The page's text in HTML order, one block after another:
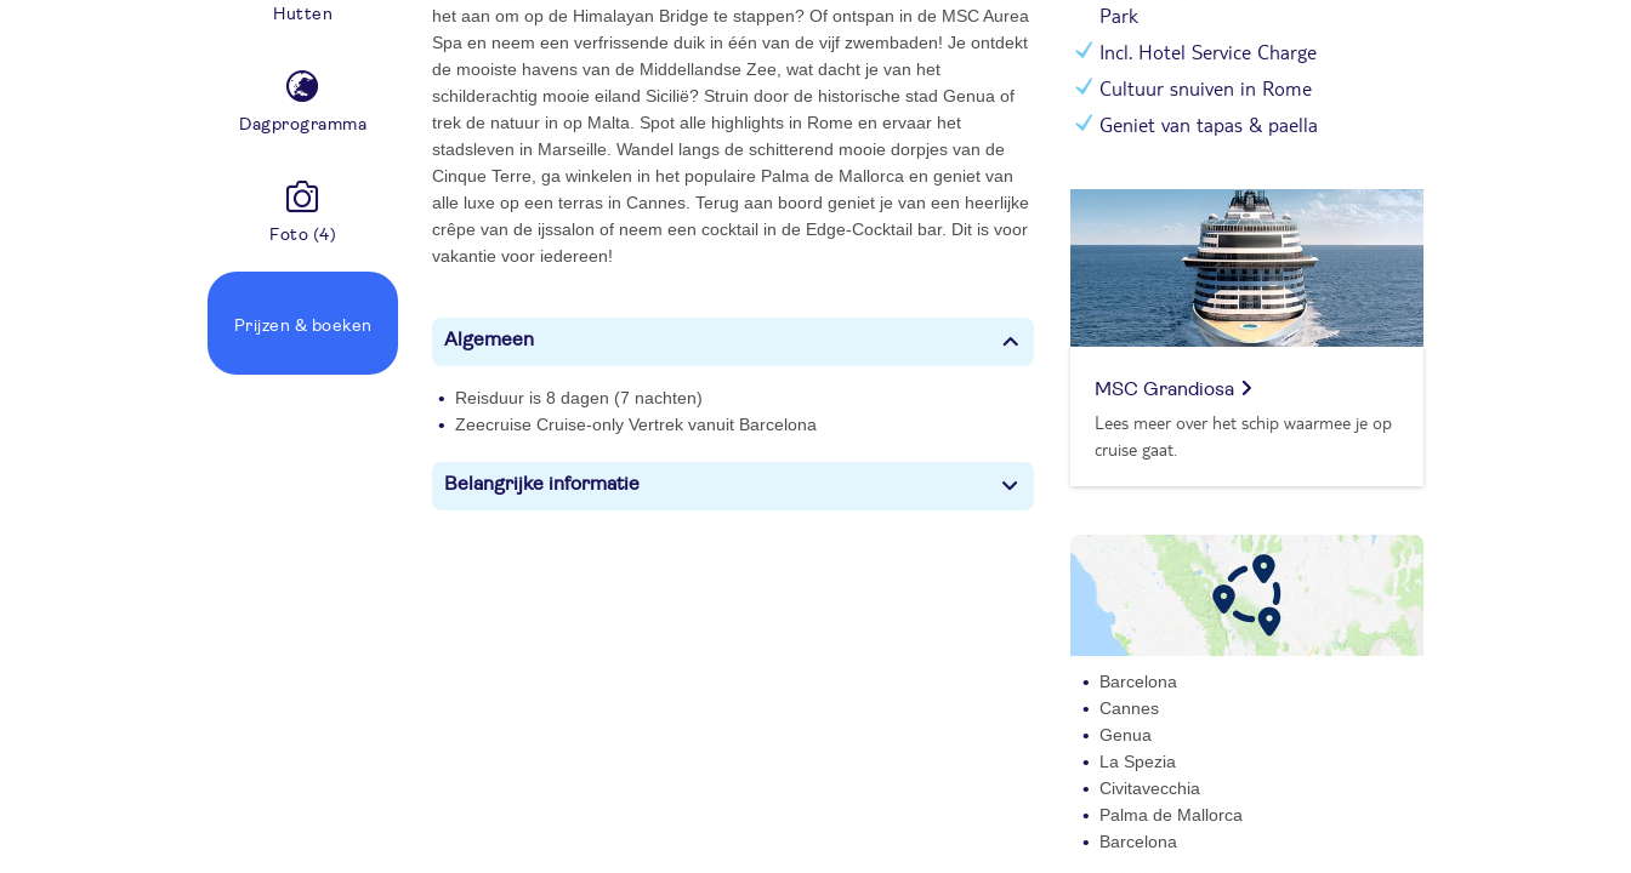
Hutten
Dagprogramma
Foto (4)
Prijzen & boeken
het aan om op de Himalayan Bridge te stappen? Of ontspan in de MSC Aurea
Spa en neem een verfrissende duik in één van de vijf zwembaden! Je ontdekt
de mooiste havens van de Middellandse Zee, wat dacht je van het
schilderachtig mooie eiland Sicilië? Struin door de historische stad Genua of
trek de natuur in op Malta. Spot alle highlights in Rome en ervaar het
stadsleven in Marseille. Wandel langs de schitterend mooie dorpjes van de
Cinque Terre, ga winkelen in het populaire Palma de Mallorca en geniet van
alle luxe op een terras in Cannes. Terug aan boord geniet je van een heerlijke
crêpe van de ijssalon of neem een cocktail in de Edge-Cocktail bar. Dit is voor
vakantie voor iedereen!
Algemeen
Reisduur is 8 dagen (7 nachten)
Zeecruise Cruise-only Vertrek vanuit Barcelona
Belangrijke informatie
Park
Incl. Hotel Service Charge
Cultuur snuiven in Rome
Geniet van tapas & paella
MSC Grandiosa
Lees meer over het schip waarmee je op
cruise gaat.
Barcelona
Cannes
Genua
La Spezia
Civitavecchia
Palma de Mallorca
Barcelona